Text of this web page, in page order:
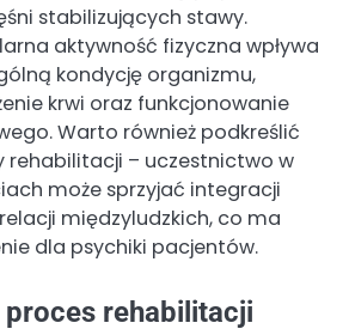
stabilizujących stawy.
aktywność fizyczna wpływa
kondycję organizmu,
krwi oraz funkcjonowanie
Warto również podkreślić
rehabilitacji – uczestnictwo w
może sprzyjać integracji
międzyludzkich, co ma
dla psychiki pacjentów.
rehabilitacji